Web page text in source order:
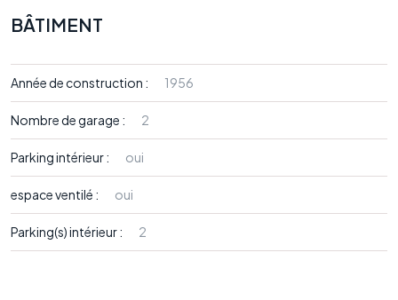
BÂTIMENT
Année de construction : 1956
Nombre de garage : 2
Parking intérieur : oui
espace ventilé : oui
Parking(s) intérieur : 2